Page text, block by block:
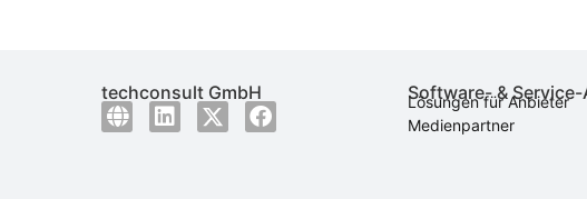
techconsult GmbH Software- &
Lösungen für Anbieter
Medienpartner